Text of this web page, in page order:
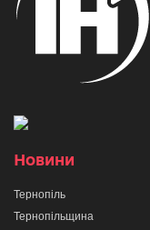
Новини
Тернопіль
Тернопільщина